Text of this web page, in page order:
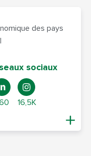
des pays
sociaux
16,5K